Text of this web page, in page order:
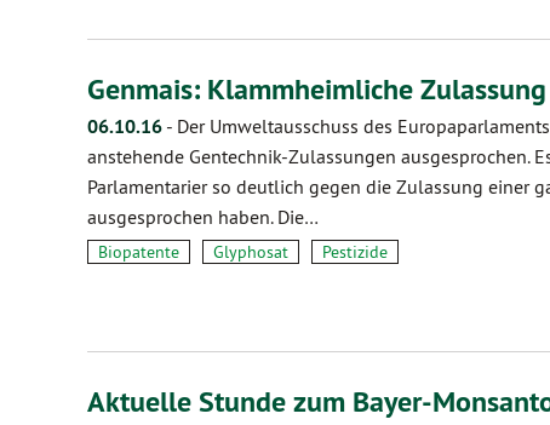
Genmais: Klammheimliche
06.10.16 - Der Umweltausschuss des
anstehende Gentechnik-Zulassungen ausgesprochen.
Parlamentarier so deutlich gegen die Zulassung einer
ausgesprochen haben. Die…
Biopatente Glyphosat Pestizide
Aktuelle Stunde zum Bayer-